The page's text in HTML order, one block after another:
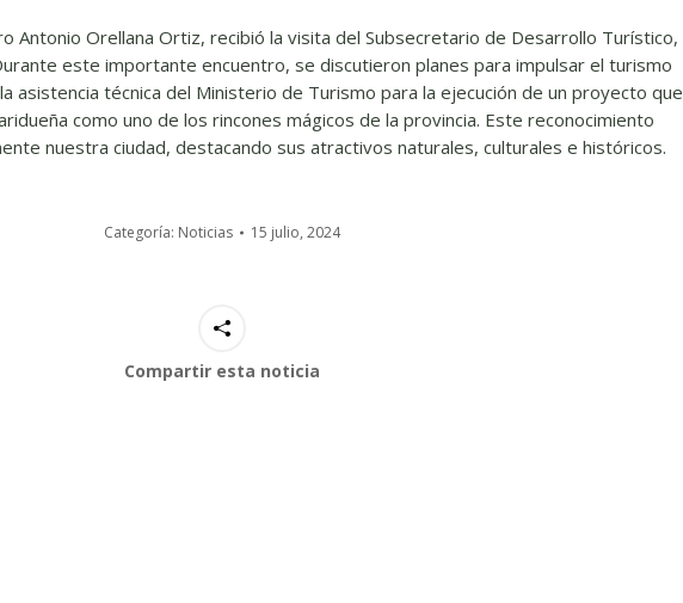
Antonio Orellana Ortiz, recibió la visita del Subsecretario de Desarrollo Turístico,
este importante encuentro, se discutieron planes para impulsar el turismo
asistencia técnica del Ministerio de Turismo para la ejecución de un proyecto que
como uno de los rincones mágicos de la provincia. Este reconocimiento
nuestra ciudad, destacando sus atractivos naturales, culturales e históricos.
Categoría: Noticias 15 julio, 2024
Compartir esta noticia